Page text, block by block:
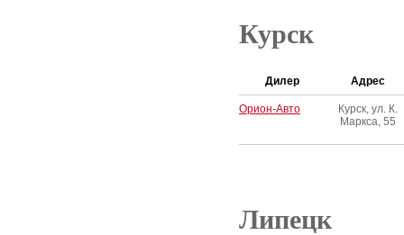
Курск
Дилер Адрес
Орион-Авто
Курск, ул. К.
Маркса, 55
Липецк